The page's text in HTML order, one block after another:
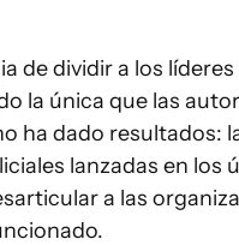
de dividir a los líderes
la única que las
ha dado resultados:
lanzadas en los
a las